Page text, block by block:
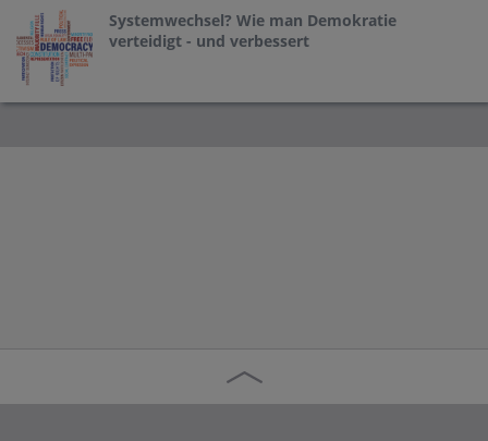
Systemwechsel? Wie man Demokratie
verteidigt - und verbessert